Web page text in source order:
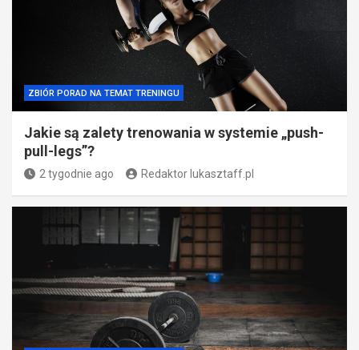
ZBIÓR PORAD NA TEMAT TRENINGU
Jakie są zalety trenowania w systemie „push-
pull-legs”?
2 tygodnie ago Redaktor lukasztaff.pl